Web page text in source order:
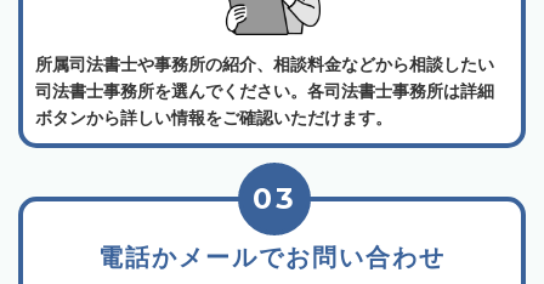
所属司法書士や事務所の紹介、相談料金などから相談したい
司法書士事務所を選んでください。各司法書士事務所は詳細
ボタンから詳しい情報をご確認いただけます。
電話かメールでお問い合わせ
03